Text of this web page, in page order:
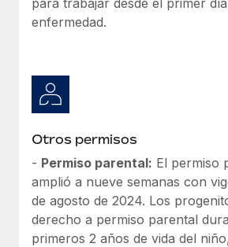
enfermedad.
Otros permisos
- Permiso parental: El permiso
amplió a nueve semanas con
de agosto de 2024. Los
derecho a permiso parental
primeros 2 años de vida del